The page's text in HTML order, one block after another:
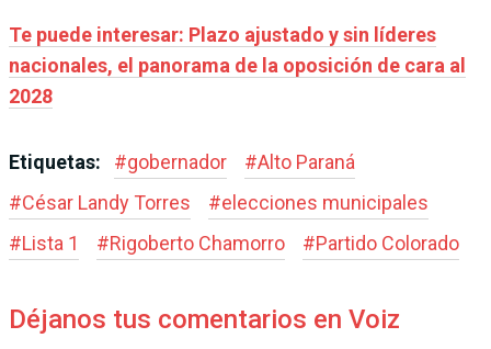
Te puede interesar: Plazo ajustado y sin líderes
nacionales, el panorama de la oposición de cara al
2028
Etiquetas: #gobernador #Alto Paraná
#César Landy Torres #elecciones municipales
#Lista 1 #Rigoberto Chamorro #Partido Colorado
Déjanos tus comentarios en Voiz